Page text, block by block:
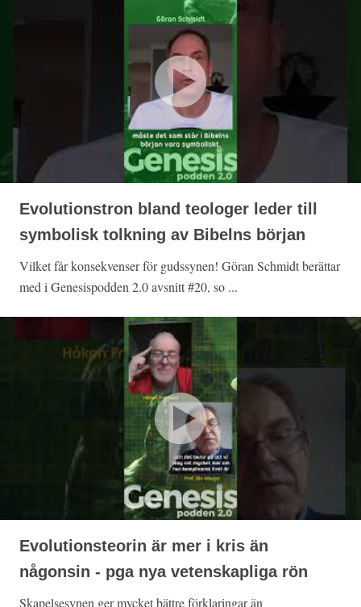
Evolutionstron bland teologer leder till
symbolisk tolkning av Bibelns början
Vilket får konsekvenser för gudssynen! Göran Schmidt berättar
med i Genesispodden 2.0 avsnitt #20, so ...
Evolutionsteorin är mer i kris än
någonsin - pga nya vetenskapliga rön
Skapelsesynen ger mycket bättre förklaringar än